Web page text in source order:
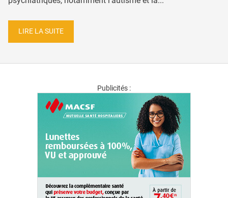
LIRE LA SUITE
Publicités :